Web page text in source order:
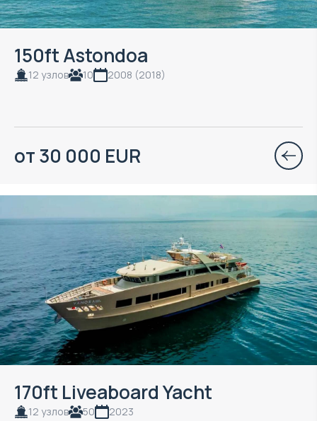
150ft Astondoa
12 узлов 10 2008 (2018)
от 30 000 EUR
170ft Liveaboard Yacht
12 узлов 50 2023